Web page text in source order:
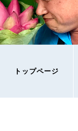
トップページ